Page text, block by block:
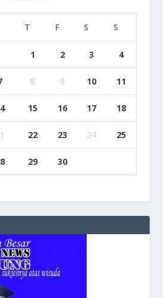
T F S S
1 2 3 4
8 9 10 11
15 16 17 18
22 23 24 25
29
30